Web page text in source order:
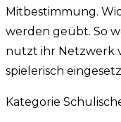
Mitbestimmung.
werden geübt. So
nutzt ihr Netzwerk
spielerisch
Kategorie